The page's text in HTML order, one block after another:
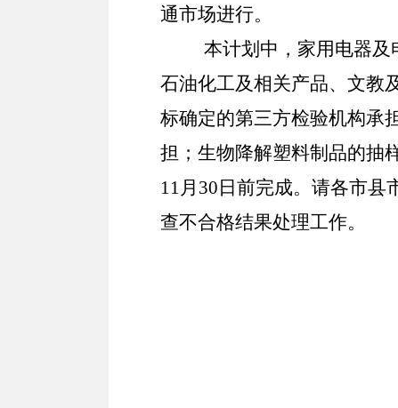
通市场进行。
本计划中， 家用电器及
石油化工及相关产品、 文教
标确定的第三方检验机构承
担； 生物降解塑料制品的抽
11月30日前完成。请各市
查不合格结果处理工作。